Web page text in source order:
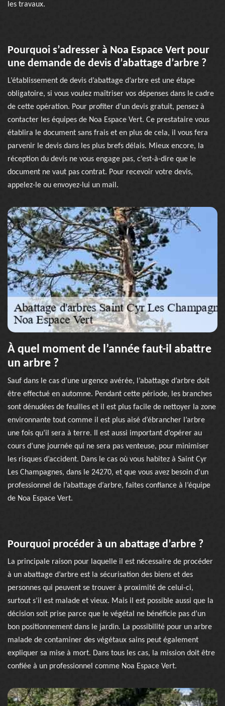
les travaux.
Pourquoi s’adresser à Noa Espace Vert pour
une demande de devis d’abattage d’arbre ?
L’établissement de devis d’abattage d’arbre est une étape
obligatoire, si vous voulez maîtriser vos dépenses dans le cadre
de cette opération. Pour profiter d’un devis gratuit, pensez à
contacter les équipes de Noa Espace Vert. Ce prestataire vous
établira le document sans frais et en plus de cela, il vous fera
parvenir le devis dans les plus brefs délais. Mieux encore, la
réception du devis ne vous engage pas, c’est-à-dire que le
document ne vaut pas contrat. Pour recevoir votre devis,
appelez-le ou envoyez-lui un mail.
À quel moment de l’année faut-il abattre
un arbre ?
Sauf dans le cas d’une urgence avérée, l’abattage d’arbre doit
être effectué en automne. Pendant cette période, les branches
sont dénudées de feuilles et il est plus facile de nettoyer la zone
environnante tout comme il est plus aisé d’ébrancher l’arbre
une fois qu’il sera à terre. Il est aussi important d’opérer au
cours d’une journée qui ne sera pas venteuse, pour minimiser
les risques d’accident. Dans le cas où vous habitez à Saint Cyr
Les Champagnes, dans le 24270, et que vous avez besoin d’un
professionnel de l’abattage d’arbre, faites confiance à l’équipe
de Noa Espace Vert.
Pourquoi procéder à un abattage d’arbre ?
La principale raison pour laquelle il est nécessaire de procéder
à un abattage d’arbre est la sécurisation des biens et des
personnes qui peuvent se trouver à proximité de celui-ci,
surtout s’il est malade et vieux. Mais il est possible aussi que la
décision soit prise parce que le végétal ne bénéficie pas d’un
bon positionnement dans le jardin. La possibilité pour un arbre
malade de contaminer des végétaux sains peut également
expliquer sa mise à mort. Dans tous les cas, la mission doit être
confiée à un professionnel comme Noa Espace Vert.